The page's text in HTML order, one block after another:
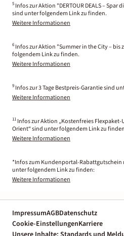
5 Infos zur Aktion "DERTOUR DEALS – Spar
sind unter folgendem Link zu finden.
Weitere Informationen
6 Infos zur Aktion "Summer in the City – bis
folgendem Link zu finden.
Weitere Informationen
9 Infos zur 3 Tage Bestpreis-Garantie sind
Weitere Informationen
11 Infos zur Aktion „Kostenfreies Flexpaket-
Orient“ sind unter folgendem Link zu
Weitere Informationen
*Infos zum Kundenportal-Rabattgutschein
unter folgendem Link zu finden:
Weitere Informationen
ImpressumAGBDatenschutz
Cookie-EinstellungenKarriere